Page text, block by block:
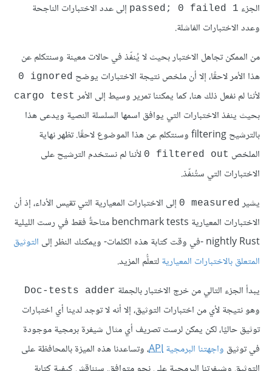
الجزء 1 passed; 0 failed
إلى عدد الاختبارات الناجحة
وعدد الاختبارات الفاشلة.
من الممكن تجاهل الاختبار بحيث لا يُنفّذ في حالات معينة وسنتكلم عن
هذا الأمر لاحقًا، إلا أن ملخص نتيجة الاختبارات يوضح ‎0 ignored
لأننا لم نفعل ذلك هنا، كما يمكننا تمرير وسيط إلى الأمر cargo test
بحيث ينفذ الاختبارات التي يوافق اسمها السلسلة النصية ويدعى هذا
بالترشيح filtering وسنتكلم عن هذا الموضوع لاحقًا. تظهر نهاية
الملخص ‎0 filtered out لأننا لم نستخدم الترشيح على
الاختبارات التي ستُنفّذ.
يشير ‎0 measured إلى الاختبارات المعيارية التي تقيس الأداء، إذ أن
الاختبارات المعيارية benchmark tests متاحةٌ فقط في رست الليلية
nightly Rust -في وقت كتابة هذه الكلمات- ويمكنك النظر إلى
التوثيق
المتعلق بالاختبارات المعياريةلتعلُّم المزيد.
يبدأ الجزء التالي من خرج الاختبار بالجملة Doc-tests adder
وهو نتيجة لأي من اختبارات التوثيق، إلا أنه لا توجد لدينا أي اختبارات
توثيق حاليًا، لكن يمكن لرست تصريف أي مثال شيفرة برمجية موجودة
في توثيق واجهتنا البرمجيةAPI، وتساعدنا هذه الميزة بالمحافظة على